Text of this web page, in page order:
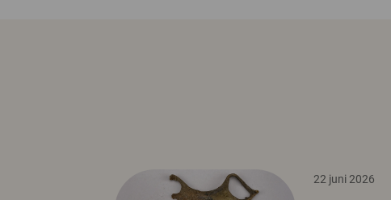
22 juni 2026